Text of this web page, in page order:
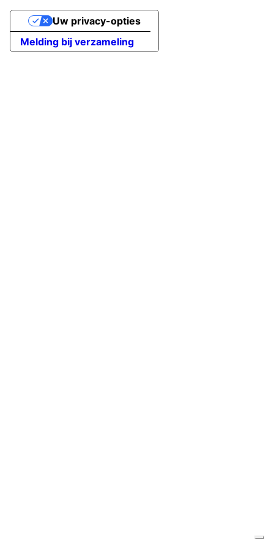
Melding bij verzameling
Uw privacy-opties